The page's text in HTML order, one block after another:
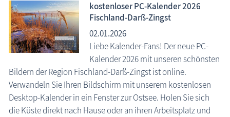
kostenloser PC-Kalender 2026
Fischland-Darß-Zingst
02.01.2026
Liebe Kalender-Fans! Der neue PC-
Kalender 2026 mit unseren schönsten
Bildern der Region Fischland-Darß-Zingst ist online.
Verwandeln Sie Ihren Bildschirm mit unserem kostenlosen
Desktop-Kalender in ein Fenster zur Ostsee. Holen Sie sich
die Küste direkt nach Hause oder an ihren Arbeitsplatz und